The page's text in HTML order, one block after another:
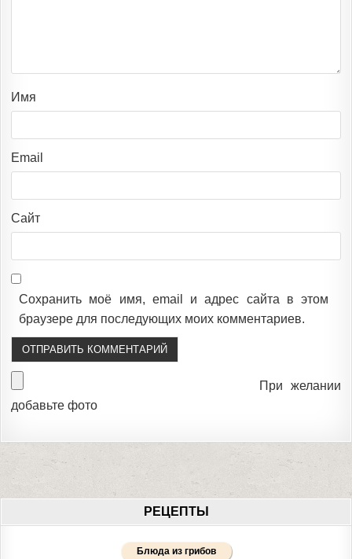
Имя
Email
Сайт
Сохранить моё имя, email и адрес сайта в этом
браузере для последующих моих комментариев.
При желании
добавьте фото
РЕЦЕПТЫ
Блюда из грибов